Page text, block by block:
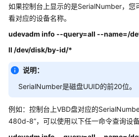
据
份
与
恢
络
置
弹
如果控制台上显示的是SerialNumber，您
看对应的设备名称。
udevadm info --query=all --name=/
ll /dev/disk/by-id/*
说明：
SerialNumber是磁盘UUID的前20位。
例如：控制台上VBD盘对应的
480d-8”，可以使用以下任一命令查询设备